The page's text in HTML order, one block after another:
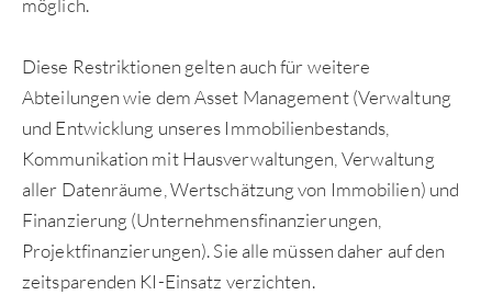
möglich.
Diese Restriktionen gelten auch für weitere
Abteilungen wie dem Asset Management (Verwaltung
und Entwicklung unseres Immobilienbestands,
Kommunikation mit Hausverwaltungen, Verwaltung
aller Datenräume, Wertschätzung von Immobilien) und
Finanzierung (Unternehmensfinanzierungen,
Projektfinanzierungen). Sie alle müssen daher auf den
zeitsparenden KI-Einsatz verzichten.